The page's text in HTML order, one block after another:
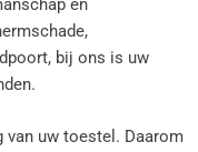
en
bij ons is uw
van uw toestel. Daarom